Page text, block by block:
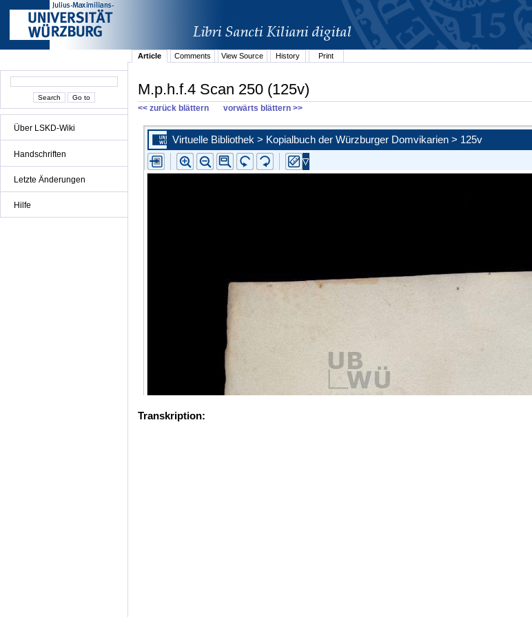
Über LSKD-Wiki
Handschriften
Letzte Änderungen
Hilfe
Article
Comments View Source History Print
M.p.h.f.4 Scan 250 (125v)
<< zurück blättern vorwärts blättern >>
Transkription: